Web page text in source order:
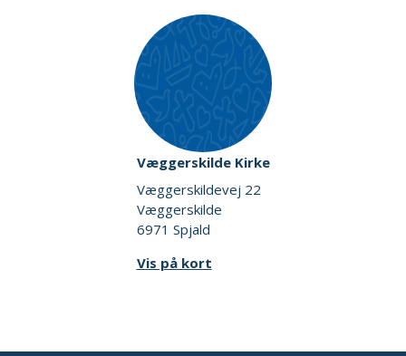
Væggerskilde Kirke
Væggerskildevej 22
Væggerskilde
6971 Spjald
Vis på kort